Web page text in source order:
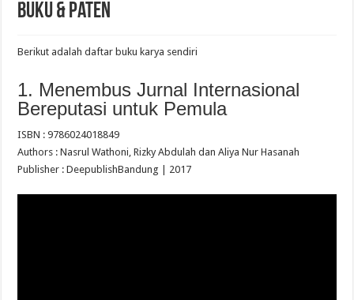
Buku & Paten
Berikut adalah daftar buku karya sendiri
1. Menembus Jurnal Internasional
Bereputasi untuk Pemula
ISBN :9786024018849
Authors :Nasrul Wathoni, Rizky Abdulah dan Aliya Nur Hasanah
Publisher :DeepublishBandung | 2017